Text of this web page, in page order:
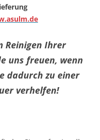
Reinigen Ihrer
uns freuen, wenn
dadurch zu einer
verhelfen!